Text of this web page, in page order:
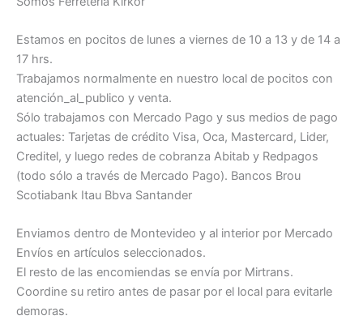
Estamos en pocitos de lunes a viernes de 10 a 13 y de 14 a
17 hrs.
Trabajamos normalmente en nuestro local de pocitos con
atención_al_publico y venta.
Sólo trabajamos con Mercado Pago y sus medios de pago
actuales: Tarjetas de crédito Visa, Oca, Mastercard, Lider,
Creditel, y luego redes de cobranza Abitab y Redpagos
(todo sólo a través de Mercado Pago). Bancos Brou
Scotiabank Itau Bbva Santander
Enviamos dentro de Montevideo y al interior por Mercado
Envíos en artículos seleccionados.
El resto de las encomiendas se envía por Mirtrans.
Coordine su retiro antes de pasar por el local para evitarle
demoras.